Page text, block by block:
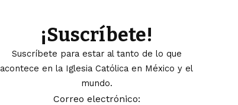
¡Suscríbete!
Suscríbete para estar al tanto de lo que
acontece en la Iglesia Católica en México y el
mundo.
Correo electrónico: